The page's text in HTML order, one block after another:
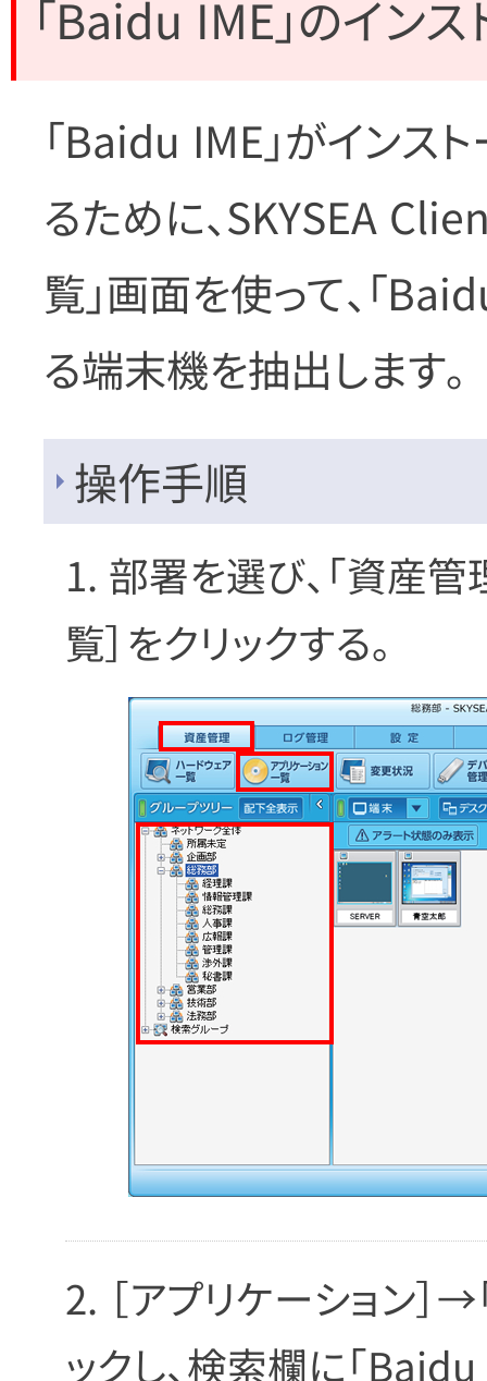
「Baidu IME」のイン
「Baidu IME」がインス
るために、SKYSEA
覧」画面を使って、「
る端末機を抽出します。
操作手順
部署を選び、「資産管
覧］をクリックする。
［アプリケーション］
ックし、検索欄に「Baidu